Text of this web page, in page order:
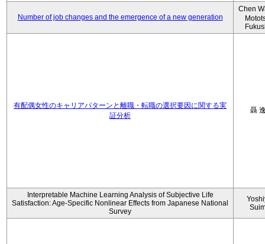
Number of job changes and the emergence of a new generation
Chen
有配偶女性のキャリアパターンと離職・転職の選択要因に関する実
証分析
聶
Interpretable Machine Learning Analysis of Subjective Life
Satisfaction: Age-Specific Nonlinear Effects from Japanese National
Survey